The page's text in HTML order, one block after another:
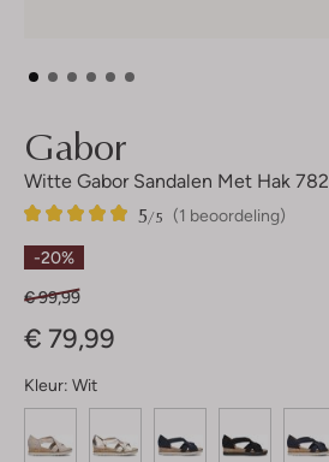
Gabor
Witte Gabor Sandalen Met Hak 782
(1 beoordeling)
5/5
1
5
Sterren
-20%
€ 99,99
€ 79,99
Kleur: Wit